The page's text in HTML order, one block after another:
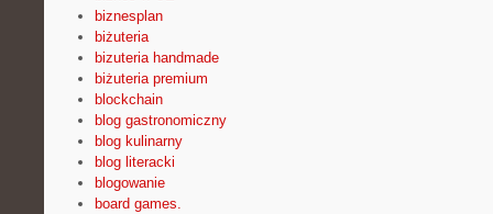
biznesplan
biżuteria
bizuteria handmade
biżuteria premium
blockchain
blog gastronomiczny
blog kulinarny
blog literacki
blogowanie
board games.